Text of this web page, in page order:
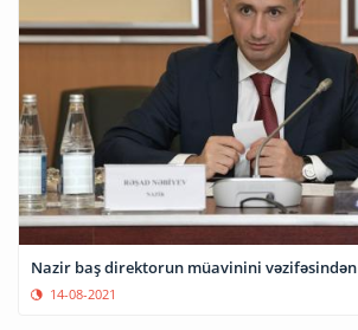
Nazir baş direktorun müavinini
14-08-2021